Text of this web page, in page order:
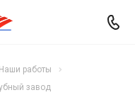
Наши работы
завод